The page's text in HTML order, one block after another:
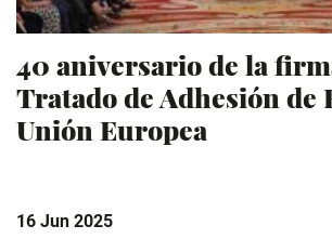
40 aniversario de la
Tratado de Adhesión de
Unión Europea
16 Jun 2025